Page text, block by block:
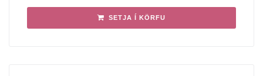
SETJA Í KÖRFU